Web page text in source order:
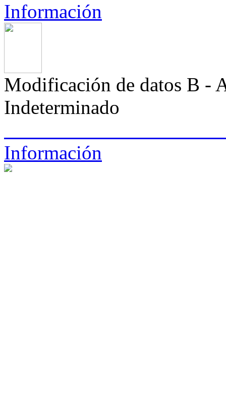
Información
Modificación de datos B -
Indeterminado
Información